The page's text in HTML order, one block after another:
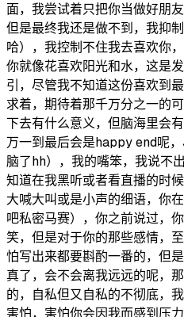
面，我尝试着只把你当做好朋
但是最终我还是做不到，我抑
哈），我控制不住我去喜欢你
你就像花喜欢阳光和水，这是
引，尽管我不知道这份喜欢到
求着，期待着那千万分之一的
下去有什么意义，但脑海里会
万一到最后会是happy end呢
脑了hh），我的嘴笨，我说不
知道在我黑听或者看直播的时
大喊大叫或是小声的细语，你
吧私密马赛），你之前说过，
笑，但是对于你的那些感情，
怕写出来都要斟酌一番的，但
真了，会不会离我远远的呢，
的，自私但又自私的不彻底，
害怕，害怕你会因我而感到压